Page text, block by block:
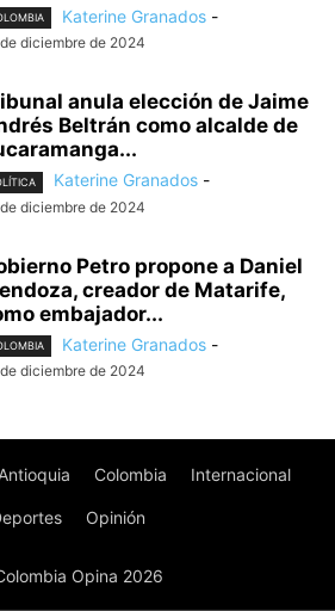
Katerine Granados -
diciembre de 2024
anula elección de Jaime
Beltrán como alcalde de
Katerine Granados -
diciembre de 2024
Petro propone a Daniel
creador de Matarife,
embajador...
Katerine Granados -
diciembre de 2024
Antioquia Colombia Internacional
Opinión
Opina 2026